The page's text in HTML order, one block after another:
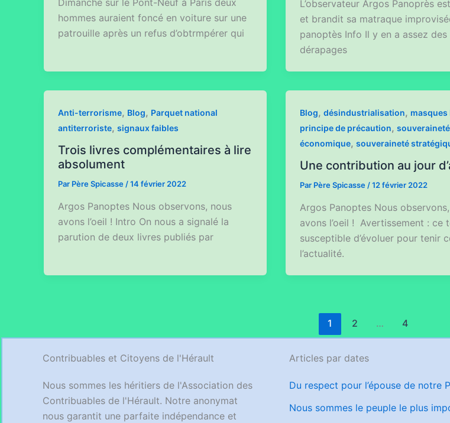
Dimanche sur le Pont-Neuf à Paris deux
hommes auraient foncé en voiture sur une
patrouille après un refus d’obtrmpérer qui
L’observateur Argos Panoprès
et brandit sa matraque
panoptès Info Il y en a assez des
dérapages
Anti-terrorisme, Blog, Parquet national
antiterroriste, signaux faibles
Trois livres complémentaires à lire
absolument
Par Père Spicasse /14 février 2022
Argos Panoptes Nous observons, nous
avons l’oeil ! Intro On nous a signalé la
parution de deux livres publiés par
Blog,désindustrialisation, masques
principe de précaution,souveraineté
économique,souveraineté
Une contribution au jour
Par Père Spicasse /12 février 2022
Argos Panoptes Nous
avons l’oeil ! Avertissement : ce
susceptible d’évoluer pour tenir
l’actualité.
1 2 … 4
Contribuables et Citoyens de l'Hérault
Nous sommes les héritiers de l'Association des
Contribuables de l'Hérault. Notre anonymat
nous garantit une parfaite indépendance et
Articles par dates
Du respect pour l’épouse de notre
Nous sommes le peuple le plus